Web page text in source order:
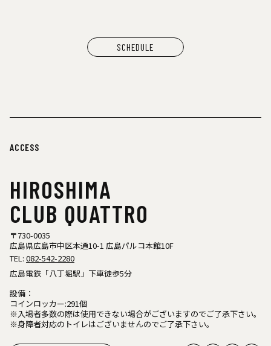
SCHEDULE
ACCESS
HIROSHIMA
CLUB QUATTRO
〒730-0035
広島県広島市中区本通10-1 広島パルコ本館10F
TEL: 082-542-2280
広島電鉄「八丁堀駅」下車徒歩5分
設備：
コインロッカー:291個
※入場者多数の際は使用できない場合がございますのでご了承下さい。
※身障者対応のトイレはございませんのでご了承下さい。